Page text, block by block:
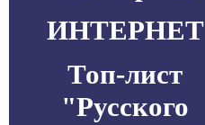
ИНТЕРНЕТ
Топ-лист
"Русского